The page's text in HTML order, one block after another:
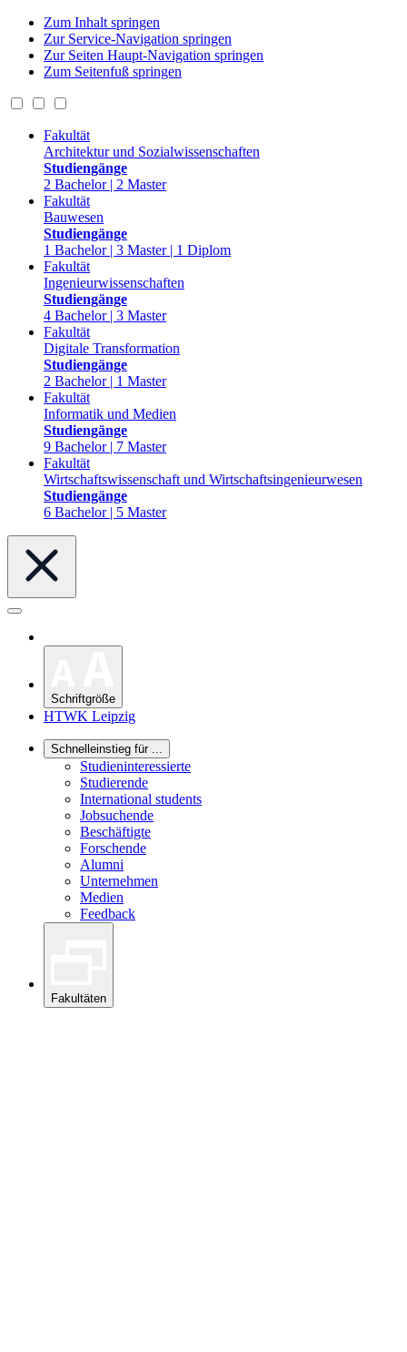
Zum Inhalt springen
Zur Service-Navigation springen
Zur Seiten Haupt-Navigation springen
Zum Seitenfuß springen
Fakultät
Architektur und Sozialwissenschaften
Studiengänge
2 Bachelor | 2 Master
Fakultät
Bauwesen
Studiengänge
1 Bachelor | 3 Master | 1 Diplom
Fakultät
Ingenieurwissenschaften
Studiengänge
4 Bachelor | 3 Master
Fakultät
Digitale Transformation
Studiengänge
2 Bachelor | 1 Master
Fakultät
Informatik und Medien
Studiengänge
9 Bachelor | 7 Master
Fakultät
Wirtschaftswissenschaft und Wirtschaftsingenieurwesen
Studiengänge
6 Bachelor | 5 Master
Schriftgröße
HTWK Leipzig
Schnelleinstieg für ...
Studieninteressierte
Studierende
International students
Jobsuchende
Beschäftigte
Forschende
Alumni
Unternehmen
Medien
Feedback
Fakultäten